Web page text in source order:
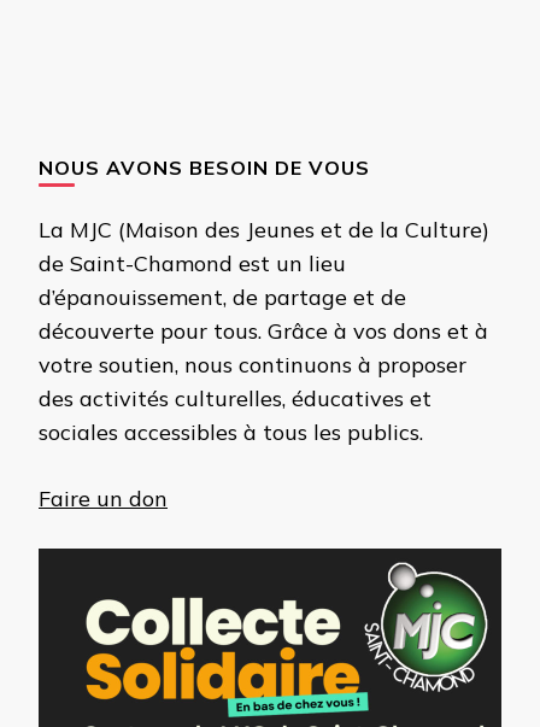
NOUS AVONS BESOIN DE VOUS
La MJC (Maison des Jeunes et de la Culture)
de Saint-Chamond est un lieu
d’épanouissement, de partage et de
découverte pour tous. Grâce à vos dons et à
votre soutien, nous continuons à proposer
des activités culturelles, éducatives et
sociales accessibles à tous les publics.
Faire un don